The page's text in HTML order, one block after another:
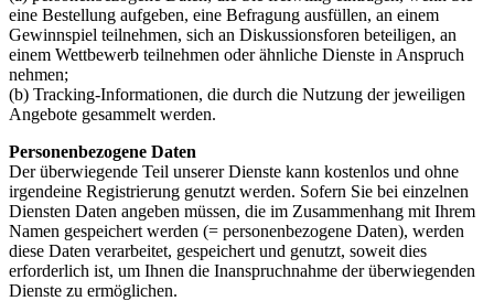
eine Bestellung aufgeben, eine Befragung ausfüllen, an einem
Gewinnspiel teilnehmen, sich an Diskussionsforen beteiligen, an
einem Wettbewerb teilnehmen oder ähnliche Dienste in Anspruch
nehmen;
(b) Tracking-Informationen, die durch die Nutzung der jeweiligen
Angebote gesammelt werden.
Personenbezogene Daten
Der überwiegende Teil unserer Dienste kann kostenlos und ohne
irgendeine Registrierung genutzt werden. Sofern Sie bei einzelnen
Diensten Daten angeben müssen, die im Zusammenhang mit Ihrem
Namen gespeichert werden (= personenbezogene Daten), werden
diese Daten verarbeitet, gespeichert und genutzt, soweit dies
erforderlich ist, um Ihnen die Inanspruchnahme der überwiegenden
Dienste zu ermöglichen.